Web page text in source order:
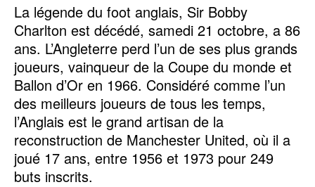
La légende du foot anglais, Sir Bobby
Charlton est décédé, samedi 21 octobre, a 86
ans. L’Angleterre perd l’un de ses plus grands
joueurs, vainqueur de la Coupe du monde et
Ballon d’Or en 1966. Considéré comme l’un
des meilleurs joueurs de tous les temps,
l’Anglais est le grand artisan de la
reconstruction de Manchester United, où il a
joué 17 ans, entre 1956 et 1973 pour 249
buts inscrits.